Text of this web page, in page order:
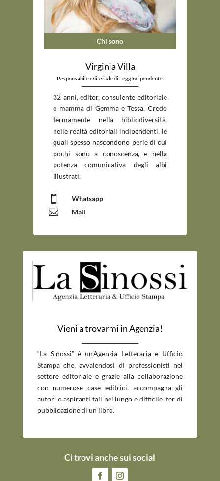
Chi sono
Virginia Villa
Responsabile editoriale di LeggIndipendente.
_____________________________
32 anni, editor, consulente editoriale
e mamma di Gemma e Tessa. Credo
fermamente nella bibliodiversità,
nelle realtà editoriali indipendenti, le
quali spesso nascondono perle di cui
pochi sono a conoscenza, e nella
potenza comunicativa degli albi
illustrati.
 Whatsapp
 Mail
Vieni a trovarmi in Agenzia!
“La Sinossi” è un’Agenzia Letteraria e Ufficio
Stampa che, avvalendosi di professionisti nel
settore editoriale e grazie alla collaborazione
con numerose case editrici, accompagna gli
autori o aspiranti tali nel lungo e difficile iter di
pubblicazione di un libro.
Ci trovi anche sui social